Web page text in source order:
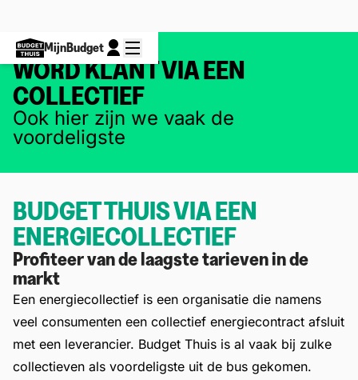
MijnBudget
WORD KLANT VIA EEN
COLLECTIEF
Ook hier zijn we vaak de
voordeligste
BUDGET THUIS VIA EEN
ENERGIECOLLECTIEF
Profiteer van de laagste tarieven in de
markt
Een energiecollectief is een organisatie die namens
veel consumenten een collectief energiecontract afsluit
met een leverancier. Budget Thuis is al vaak bij zulke
collectieven als voordeligste uit de bus gekomen.